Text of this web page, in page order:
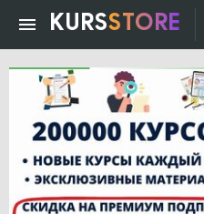
KURSSTORE